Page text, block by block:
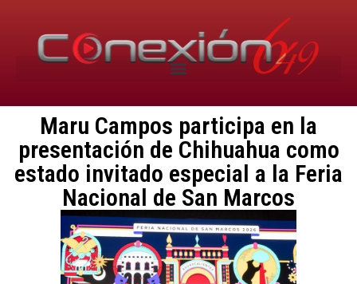
Maru Campos participa en la
presentación de Chihuahua como
estado invitado especial a la Feria
Nacional de San Marcos